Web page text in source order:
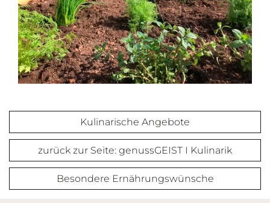
Kulinarische Angebote
zurück zur Seite: genussGEIST I Kulinarik
Besondere Ernährungswünsche